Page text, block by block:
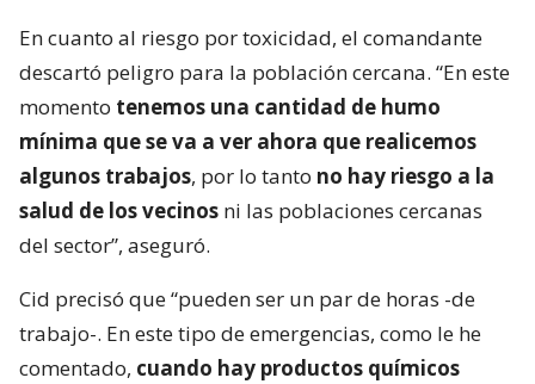
En cuanto al riesgo por toxicidad, el comandante
descartó peligro para la población cercana. “En este
momento tenemos una cantidad de humo
mínima que se va a ver ahora que realicemos
algunos trabajos, por lo tanto no hay riesgo a la
salud de los vecinos ni las poblaciones cercanas
del sector”, aseguró.
Cid precisó que “pueden ser un par de horas -de
trabajo-. En este tipo de emergencias, como le he
comentado, cuando hay productos químicos